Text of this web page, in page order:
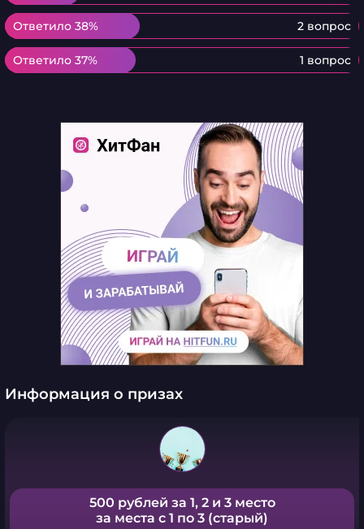
Ответило 38% 2 вопрос
Ответило 38%
Ответило 37% 1 вопрос
Ответило 37%
Информация о призах
500 рублей за 1, 2 и 3 место
за места с 1 по 3 (старый)